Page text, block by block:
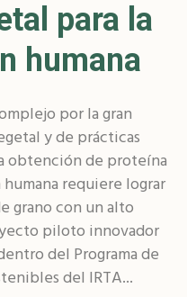
para la
humana
por la gran
y de prácticas
obtención de proteína
requiere lograr
grano con un alto
piloto innovador
del Programa de
del IRTA...